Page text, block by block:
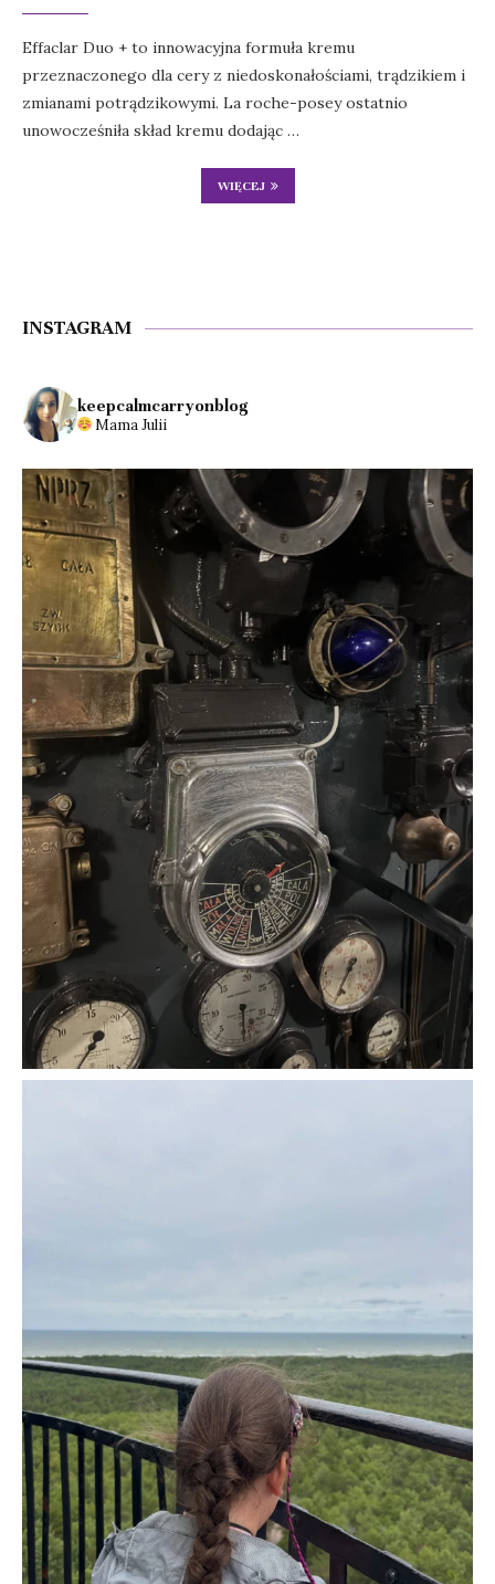
Effaclar Duo + to innowacyjna formuła kremu
przeznaczonego dla cery z niedoskonałościami, trądzikiem i
zmianami potrądzikowymi. La roche-posey ostatnio
unowocześniła skład kremu dodając …
WIĘCEJ
INSTAGRAM
keepcalmcarryonblog
Mama Julii